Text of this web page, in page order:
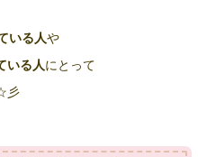
いる人や
いる人にとって
彡